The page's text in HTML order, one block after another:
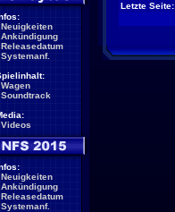
Neuigkeiten
Ankündigung
Releasedatum
Systemanf.
Wagen
Soundtrack
Videos
Neuigkeiten
Ankündigung
Releasedatum
Systemanf.
Letzte Seite: